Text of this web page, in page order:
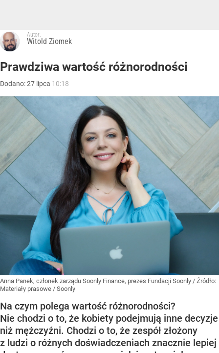
Autor:
Witold Ziomek
Prawdziwa wartość różnorodności
Dodano:27 lipca 10:18
Anna Panek, członek zarządu Soonly Finance, prezes Fundacji Soonly / Źródło:
Materiały prasowe / Soonly
Na czym polega wartość różnorodności?
Nie chodzi o to, że kobiety podejmują inne decyzje
niż mężczyźni. Chodzi o to, że zespół złożony
z ludzi o różnych doświadczeniach znacznie lepiej